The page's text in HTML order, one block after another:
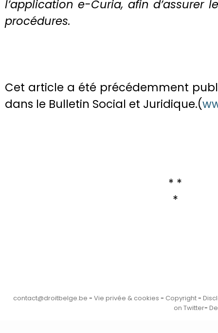
l’application e-Curia, afin d’assurer
procédures.
Cet article a été précédemment
dans le Bulletin Social et Juridique.(
* *
*
contact@droitbelge.be - Vie privée & cookies - Copyright-
on Twitter-